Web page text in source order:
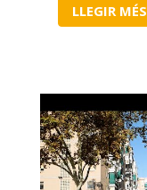
LLEGIR MÉS